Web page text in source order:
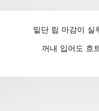
밑단 립 마감이 실
꺼내 입어도 흐